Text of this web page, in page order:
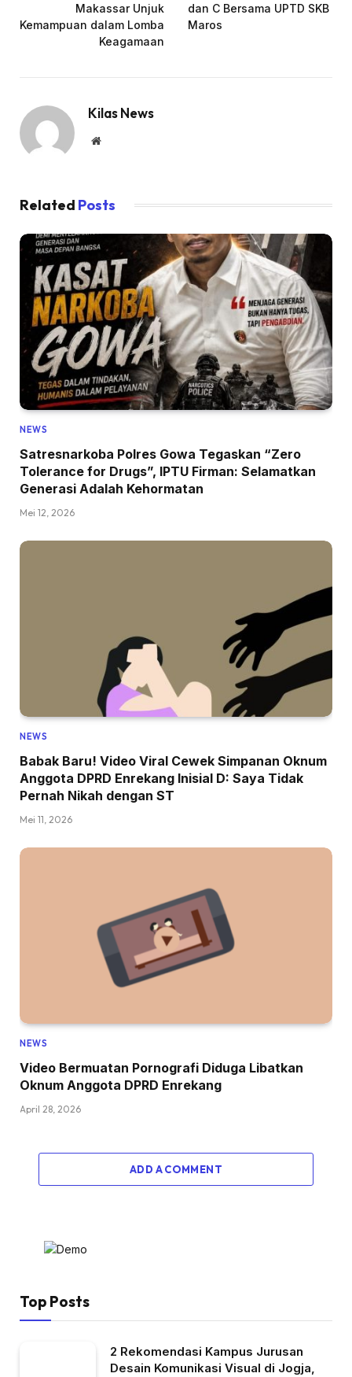
Makassar Unjuk
Kemampuan dalam Lomba
Keagamaan
dan C Bersama UPTD SKB
Maros
Kilas News
Website
Related Posts
NEWS
Satresnarkoba Polres Gowa Tegaskan “Zero
Tolerance for Drugs”, IPTU Firman: Selamatkan
Generasi Adalah Kehormatan
Mei 12, 2026
NEWS
Babak Baru! Video Viral Cewek Simpanan Oknum
Anggota DPRD Enrekang Inisial D: Saya Tidak
Pernah Nikah dengan ST
Mei 11, 2026
NEWS
Video Bermuatan Pornografi Diduga Libatkan
Oknum Anggota DPRD Enrekang
April 28, 2026
ADD A COMMENT
Top Posts
2 Rekomendasi Kampus Jurusan
Desain Komunikasi Visual di Jogja,